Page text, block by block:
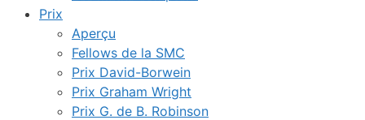
Prix
Aperçu
Fellows de la SMC
Prix David-Borwein
Prix Graham Wright
Prix G. de B. Robinson